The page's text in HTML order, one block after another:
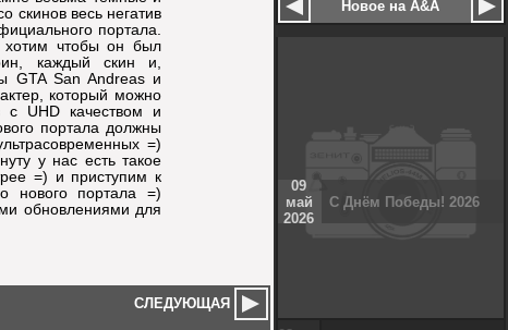
скинов весь негатив
портала.
чтобы он был
каждый скин и,
GTA San Andreas и
который можно
с UHD качеством и
портала должны
=)
у нас есть такое
=) и приступим к
нового портала =)
обновлениями для
СЛЕДУЮЩАЯ
Новое на A&A
09
май
2026
С Днём Победы! 2026